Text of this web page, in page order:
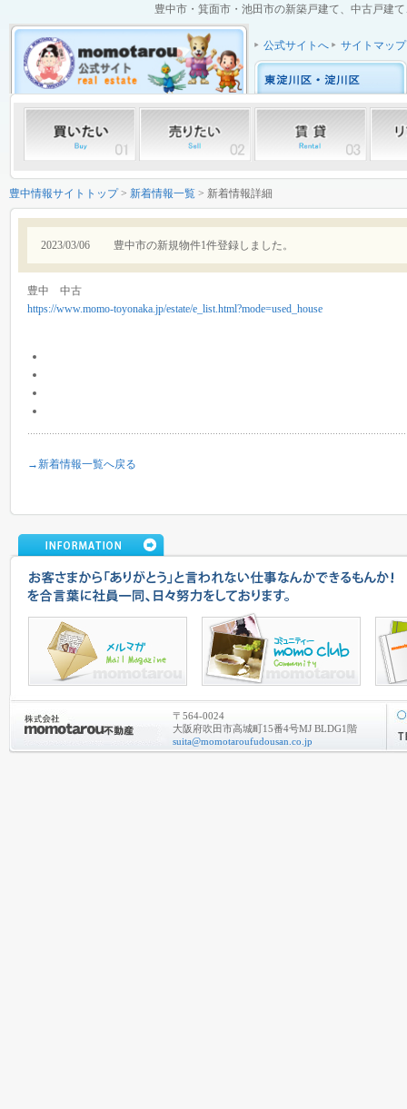
豊中市・箕面市・池田市の新築戸建て、中古戸建
公式サイトへ サイトマップ
豊中情報サイトトップ> 新着情報一覧 > 新着情報詳細
2023/03/06 豊中市の新規物件1件登録しました。
豊中 中古
https://www.momo-toyonaka.jp/estate/e_list.html?mode=used_house
→新着情報一覧へ戻る
〒564-0024
大阪府吹田市高城町15番4号MJ BLDG1階
suita@momotaroufudousan.co.jp